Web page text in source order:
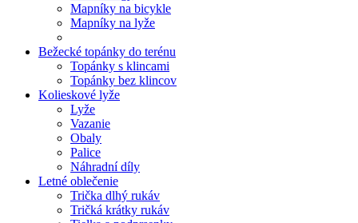
Mapníky na bicykle
Mapníky na lyže
Bežecké topánky do terénu
Topánky s klincami
Topánky bez klincov
Kolieskové lyže
Lyže
Vazanie
Obaly
Palice
Náhradní díly
Letné oblečenie
Trička dlhý rukáv
Tričká krátky rukáv